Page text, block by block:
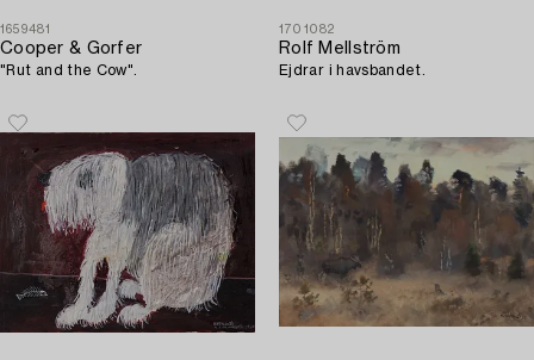
1659481
Cooper & Gorfer
"Rut and the Cow".
1701082
Rolf Mellström
Ejdrar i havsbandet.